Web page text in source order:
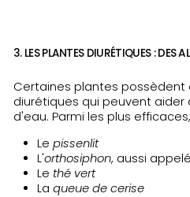
3. LES PLANTES DIURÉTIQUES : DES
Certaines plantes possèdent
diurétiques qui peuvent aider
d'eau. Parmi les plus
Le pissenlit
L'orthosiphon, aussi
Le thé vert
La queue de cerise